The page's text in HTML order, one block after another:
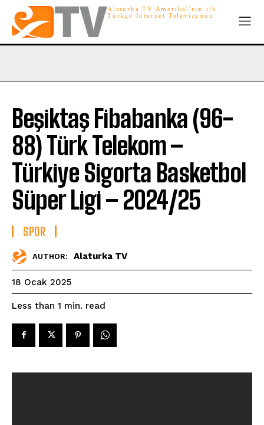
Alaturka TV Amerika\'nın ilk
Türkçe İnternet Televizyonu
Beşiktaş Fibabanka (96-
88) Türk Telekom –
Türkiye Sigorta Basketbol
Süper Ligi – 2024/25
SPOR
AUTHOR: Alaturka TV
18 Ocak 2025
Less than 1 min. read